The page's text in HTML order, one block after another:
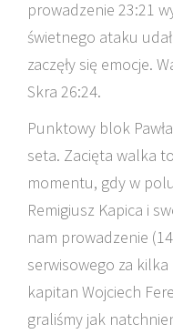
prowadzenie 23:21
świetnego ataku
zaczęły się emocje.
Skra 26:24.
Punktowy blok
seta. Zacięta walka
momentu, gdy w
Remigiusz Kapica i
nam prowadzenie
serwisowego za kilka
kapitan Wojciech
graliśmy jak